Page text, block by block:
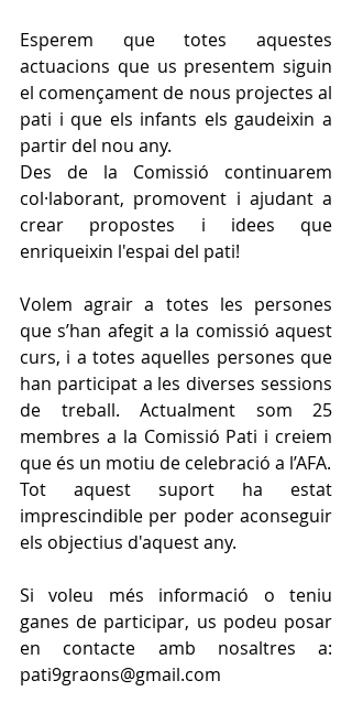
Esperem que totes aquestes
actuacions que us presentem siguin
el començament de nous projectes al
pati i que els infants els gaudeixin a
partir del nou any.
Des de la Comissió continuarem
col·laborant, promovent i ajudant a
crear propostes i idees que
enriqueixin l'espai del pati!
Volem agrair a totes les persones
que s’han afegit a la comissió aquest
curs, i a totes aquelles persones que
han participat a les diverses sessions
de treball. Actualment som 25
membres a la Comissió Pati i creiem
Tot aquest suport ha estat
imprescindible per poder aconseguir
els objectius d'aquest any.
Si voleu més informació o teniu
ganes de participar, us podeu posar
en contacte amb nosaltres a:
pati9graons@gmail.com